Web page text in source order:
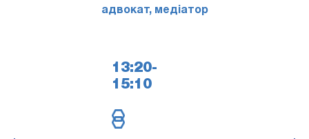
адвокат, медіатор
13:20-
15:10